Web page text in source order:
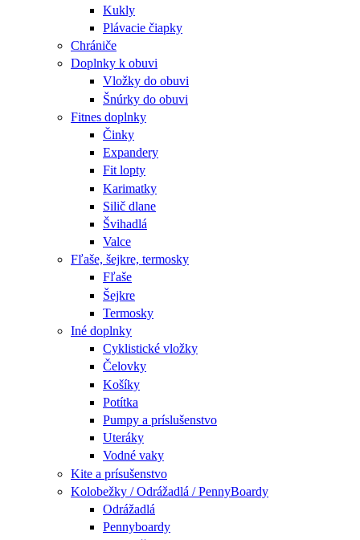
Kukly
Plávacie čiapky
Chrániče
Doplnky k obuvi
Vložky do obuvi
Šnúrky do obuvi
Fitnes doplnky
Činky
Expandery
Fit lopty
Karimatky
Silič dlane
Švihadlá
Valce
Fľaše, šejkre, termosky
Fľaše
Šejkre
Termosky
Iné doplnky
Cyklistické vložky
Čelovky
Košíky
Potítka
Pumpy a príslušenstvo
Uteráky
Vodné vaky
Kite a prísušenstvo
Kolobežky / Odrážadlá / PennyBoardy
Odrážadlá
Pennyboardy